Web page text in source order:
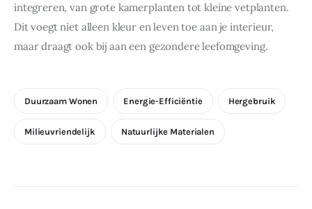
integreren, van grote kamerplanten tot kleine vetplanten.
Dit voegt niet alleen kleur en leven toe aan je interieur,
maar draagt ook bij aan een gezondere leefomgeving.
Duurzaam Wonen Energie-Efficiëntie Hergebruik
Milieuvriendelijk Natuurlijke Materialen